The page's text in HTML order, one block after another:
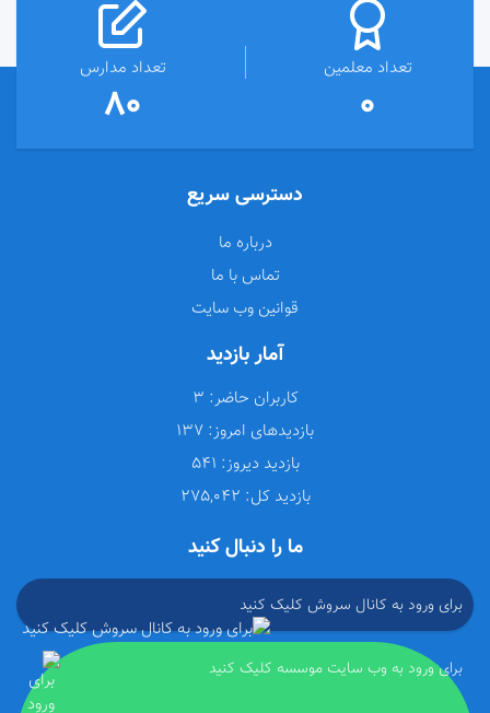
تعداد معلمین
0
تعداد مدارس
80
دسترسی سریع
درباره ما
تماس با ما
قوانین وب سایت
آمار بازدید
کاربران حاضر:
بازدیدهای امروز:
بازدید دیروز:
بازدید کل:
ما را دنبال کنید
برای ورود به کانال سروش کلیک کنید
برای ورود به وب سایت موسسه کلیک کنید